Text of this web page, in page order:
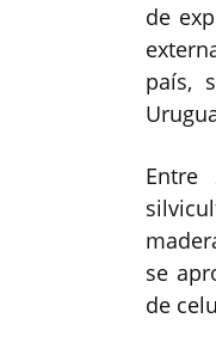
de
país,
Entre
se
de